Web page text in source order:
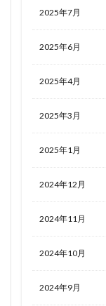
2025年7月
2025年6月
2025年4月
2025年3月
2025年1月
2024年12月
2024年11月
2024年10月
2024年9月